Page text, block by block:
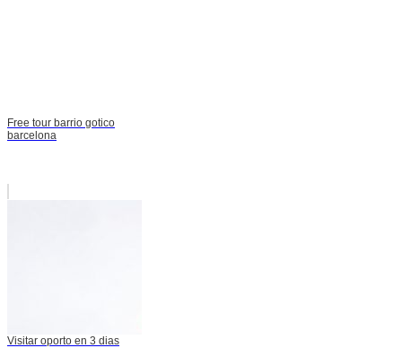
Free tour barrio gotico
barcelona
Visitar oporto en 3 dias